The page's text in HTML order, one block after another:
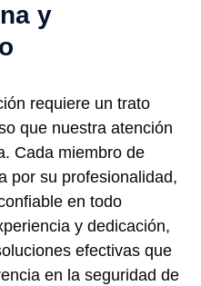
y
requiere un trato
que nuestra atención
Cada miembro de
por su profesionalidad,
en todo
y dedicación,
efectivas que
en la seguridad de